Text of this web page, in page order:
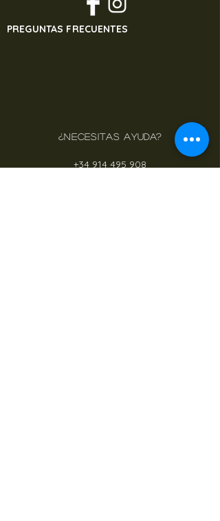
PREGUNTAS FRECUENTES
¿NECESITAS AYUDA?
+34 914 495 908